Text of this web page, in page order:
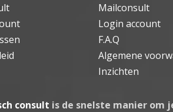
Mailconsult
Login account
F.A.Q
Algemene
Inzichten
consult is de snelste manier om